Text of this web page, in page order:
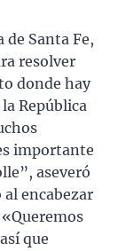
Santa Fe,
resolver
donde hay
República
importante
aseveró
encabezar
que